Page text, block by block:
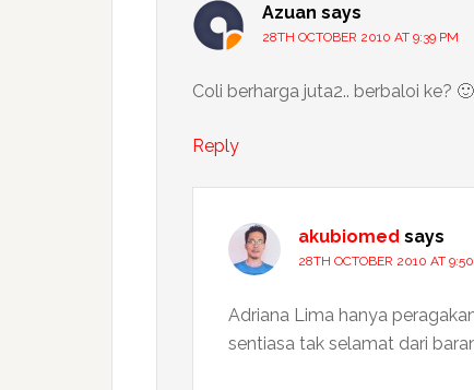
Azuan says
28TH OCTOBER 2010 AT 9:39 PM
Coli berharga juta2.. berbaloi ke? 🙂
Reply
akubiomed says
28TH OCTOBER 2010 AT
Adriana Lima hanya
sentiasa tak selamat dari